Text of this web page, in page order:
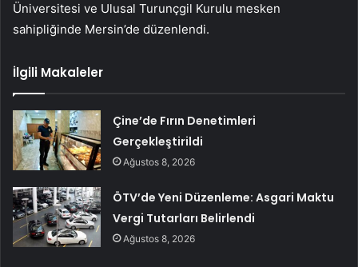
Üniversitesi ve Ulusal Turunçgil Kurulu mesken
sahipliğinde Mersin’de düzenlendi.
İlgili Makaleler
Çine’de Fırın Denetimleri
Gerçekleştirildi
Ağustos 8, 2026
ÖTV’de Yeni Düzenleme: Asgari Maktu
Vergi Tutarları Belirlendi
Ağustos 8, 2026